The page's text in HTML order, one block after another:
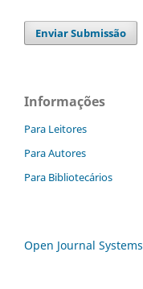
Enviar Submissão
Informações
Para Leitores
Para Autores
Para Bibliotecários
Open Journal Systems